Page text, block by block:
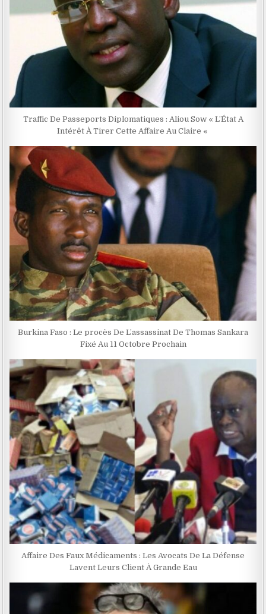
Traffic De Passeports Diplomatiques : Aliou Sow « L’État A
Intérêt À Tirer Cette Affaire Au Claire «
Burkina Faso : Le procès De L’assassinat De Thomas Sankara
Fixé Au 11 Octobre Prochain
Affaire Des Faux Médicaments : Les Avocats De La Défense
Lavent Leurs Client À Grande Eau